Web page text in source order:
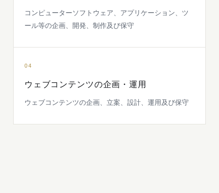
コンピューターソフトウェア、アプリケーション、ツ
ール等の企画、開発、制作及び保守
04
ウェブコンテンツの企画・運用
ウェブコンテンツの企画、立案、設計、運用及び保守